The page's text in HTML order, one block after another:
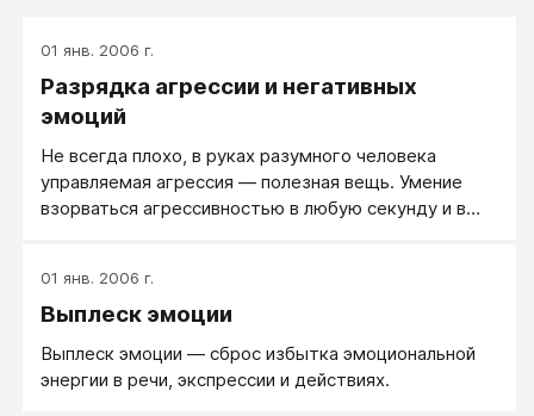
01 янв. 2006 г.
Разрядка агрессии и негативных
эмоций
Не всегда плохо, в руках разумного человека
управляемая агрессия — полезная вещь. Умение
взорваться агрессивностью в любую секунду и в
собственными эмоциями.
01 янв. 2006 г.
Выплеск эмоции
Выплеск эмоции — сброс избытка эмоциональной
энергии в речи, экспрессии и действиях.